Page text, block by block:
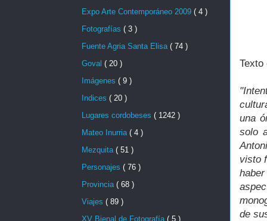
Texto
una
solo
visto
de
Expo Arte Contemporáneo 2009 ( 4 )
Fotografías ( 3 )
Fuente Agria Santa Elisa ( 74 )
Goval ( 20 )
Imágenes ( 9 )
Indices ( 20 )
Lugares cordobeses ( 1242 )
Mateo Inurria ( 4 )
Mezquita ( 51 )
Personajes ( 76 )
Provincia ( 68 )
Viajes ( 89 )
XV Bienal de Fotografía ( 5 )